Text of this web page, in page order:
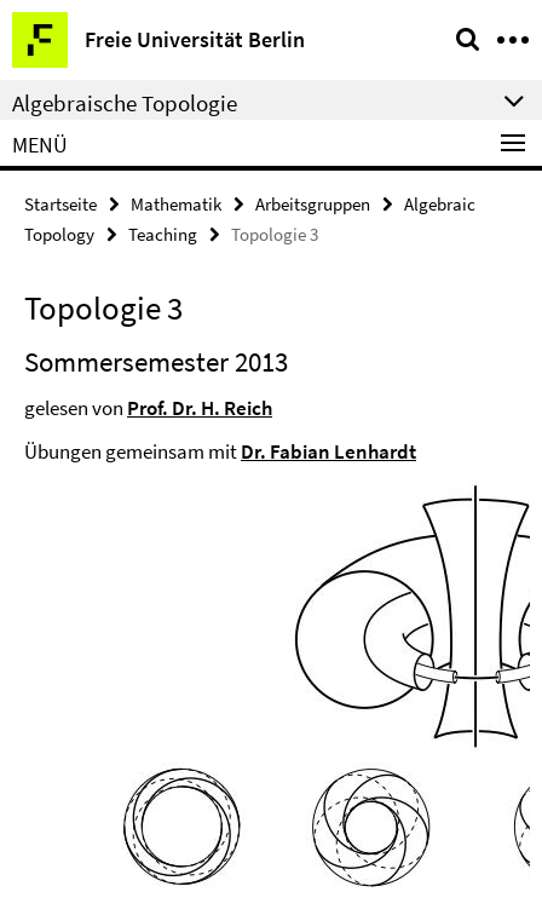
Springe
direkt
zu
Inhalt
Freie Universität Berlin
Service-
Navigation
Algebraische Topologie
MENÜ
Startseite Mathematik Arbeitsgruppen
Algebraic
Topology
Teaching Topologie 3
Topologie 3
Sommersemester 2013
gelesen von Prof. Dr. H. Reich
Übungen gemeinsam mitDr. Fabian Lenhardt